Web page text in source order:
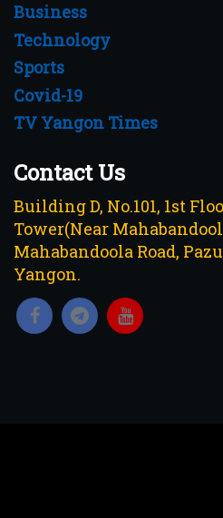
Business
Technology
Sports
Covid-19
TV Yangon Times
Contact Us
Building D, No.101, 1st
Tower(Near
Mahabandoola Road,
Yangon.